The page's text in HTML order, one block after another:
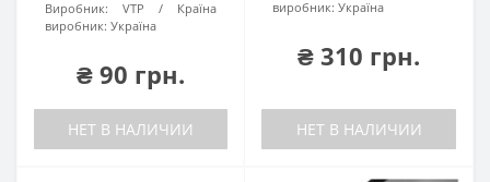
Виробник: VTP
Країна
виробник: Україна
₴ 90 грн.
НЕТ В НАЛИЧИИ
виробник: Україна
₴ 310 грн.
НЕТ В НАЛИЧИИ